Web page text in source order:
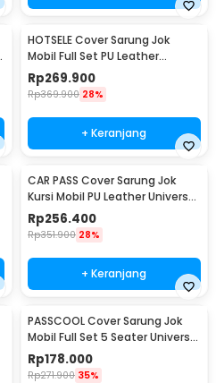
HOTSELE Cover Sarung Jok
Mobil Full Set PU Leather
Universal 9 PCS - R35
Rp269.900
Rp369.900 28%
+ Keranjang
CAR PASS Cover Sarung Jok
Kursi Mobil PU Leather Universal
Seat Cover - R25
Rp256.400
Rp351.900 28%
+ Keranjang
PASSCOOL Cover Sarung Jok
Mobil Full Set 5 Seater Universal
Kain - R30
Rp178.000
Rp271.900 35%